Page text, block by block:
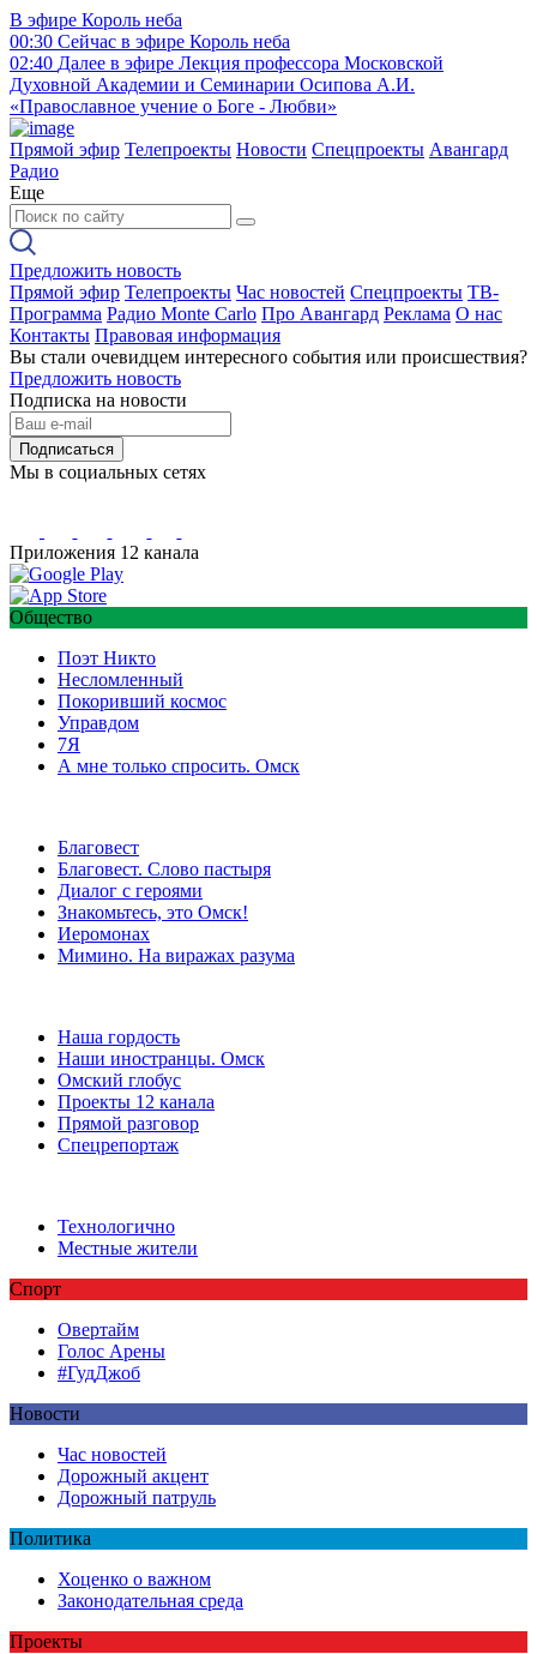
В эфире Король неба
00:30 Сейчас в эфире Король неба
02:40 Далее в эфире Лекция профессора Московской
Духовной Академии и Семинарии Осипова А.И.
«Православное учение о Боге - Любви»
Прямой эфир Телепроекты Новости Спецпроекты Авангард
Радио
Еще
Предложить новость
Прямой эфир Телепроекты Час новостей Спецпроекты ТВ-
Программа Радио Monte Carlo Про Авангард Реклама О нас
Контакты Правовая информация
Вы стали очевидцем интересного события или происшествия?
Предложить новость
Подписка на новости
Подписаться
Мы в социальных сетях
Приложения 12 канала
Общество
Поэт Никто
Несломленный
Покоривший космос
Управдом
7Я
А мне только спросить. Омск
Благовест
Благовест. Слово пастыря
Диалог с героями
Знакомьтесь, это Омск!
Иеромонах
Мимино. На виражах разума
Наша гордость
Наши иностранцы. Омск
Омский глобус
Проекты 12 канала
Прямой разговор
Спецрепортаж
Технологично
Местные жители
Спорт
Овертайм
Голос Арены
#ГудДжоб
Новости
Час новостей
Дорожный акцент
Дорожный патруль
Политика
Хоценко о важном
Законодательная среда
Проекты